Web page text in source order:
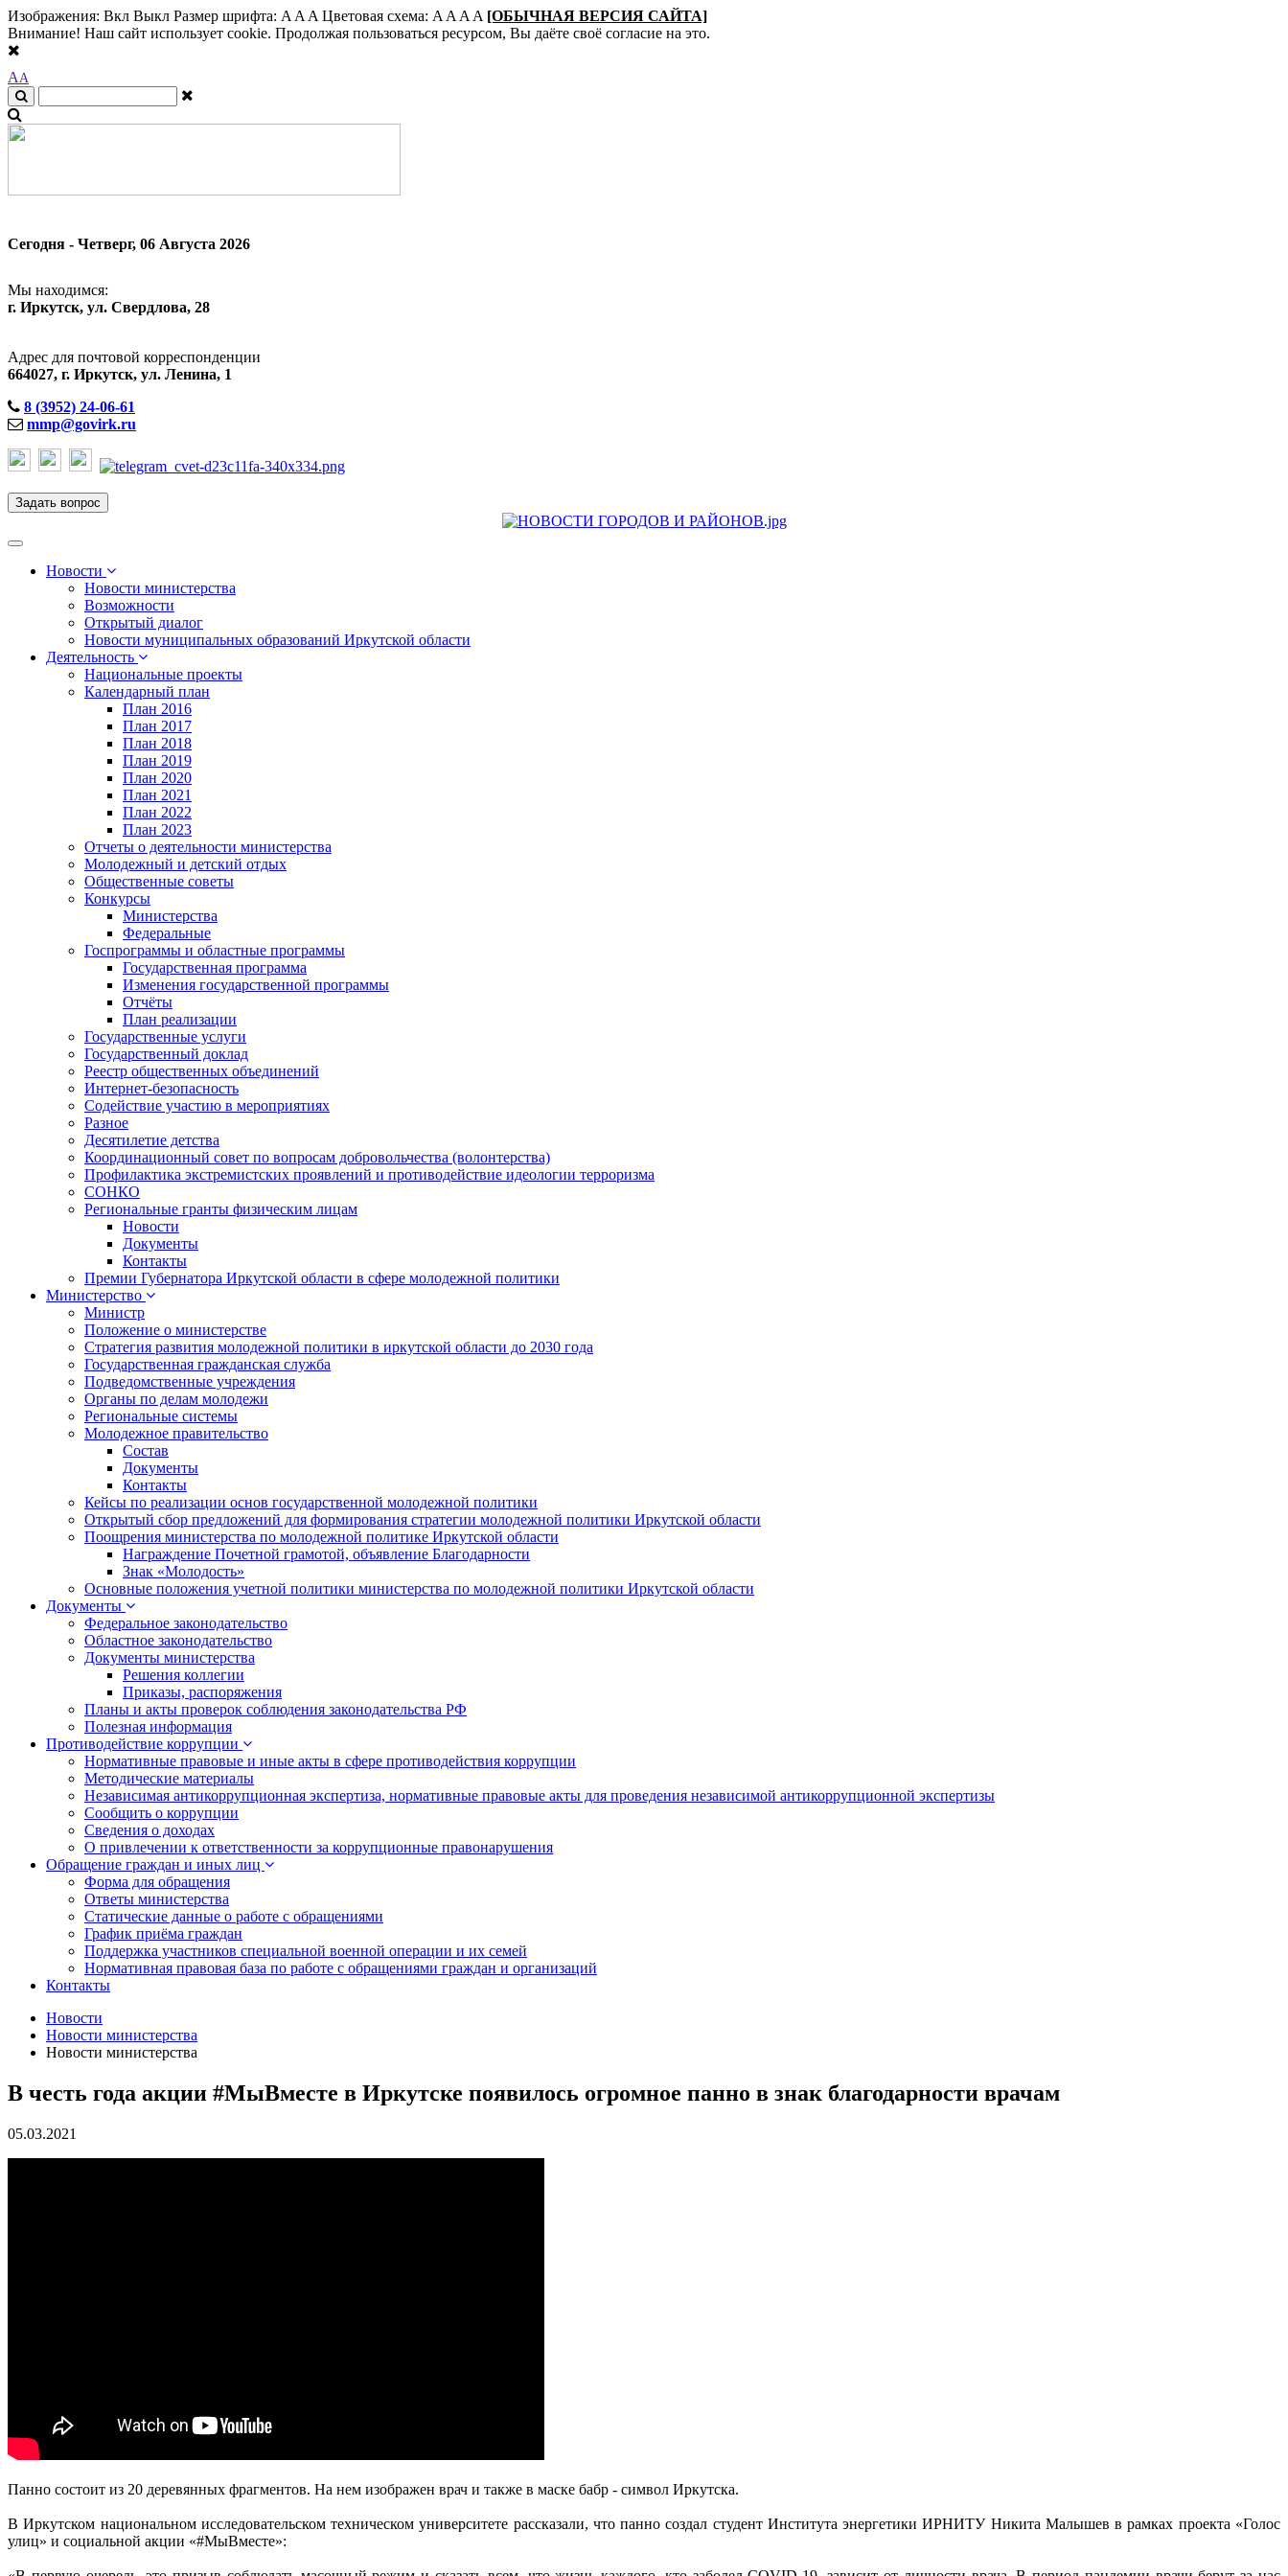
Изображения: Вкл Выкл Размер шрифта: A A A Цветовая схема: A A A A [ОБЫЧНАЯ ВЕРСИЯ САЙТА]
Внимание! Наш сайт использует cookie. Продолжая пользоваться ресурсом, Вы даёте своё согласие на это.
AA
Сегодня - Четверг, 06 Августа 2026
Мы находимся:
г. Иркутск, ул. Свердлова, 28
Адрес для почтовой корреспонденции
664027, г. Иркутск, ул. Ленина, 1
8 (3952) 24-06-61
mmp@govirk.ru
Задать вопрос
Toggle
navigationНовости
Новости министерства
Возможности
Открытый диалог
Новости муниципальных образований Иркутской области
Деятельность
Национальные проекты
Календарный план
План 2016
План 2017
План 2018
План 2019
План 2020
План 2021
План 2022
План 2023
Отчеты о деятельности министерства
Молодежный и детский отдых
Общественные советы
Конкурсы
Министерства
Федеральные
Госпрограммы и областные программы
Государственная программа
Изменения государственной программы
Отчёты
План реализации
Государственные услуги
Государственный доклад
Реестр общественных объединений
Интернет-безопасность
Содействие участию в мероприятиях
Разное
Десятилетие детства
Координационный совет по вопросам добровольчества (волонтерства)
Профилактика экстремистских проявлений и противодействие идеологии терроризма
СОНКО
Региональные гранты физическим лицам
Новости
Документы
Контакты
Премии Губернатора Иркутской области в сфере молодежной политики
Министерство
Министр
Положение о министерстве
Стратегия развития молодежной политики в иркутской области до 2030 года
Государственная гражданская служба
Подведомственные учреждения
Органы по делам молодежи
Региональные системы
Молодежное правительство
Состав
Документы
Контакты
Кейсы по реализации основ государственной молодежной политики
Открытый сбор предложений для формирования стратегии молодежной политики Иркутской области
Поощрения министерства по молодежной политике Иркутской области
Награждение Почетной грамотой, объявление Благодарности
Знак «Молодость»
Основные положения учетной политики министерства по молодежной политики Иркутской области
Документы
Федеральное законодательство
Областное законодательство
Документы министерства
Решения коллегии
Приказы, распоряжения
Планы и акты проверок соблюдения законодательства РФ
Полезная информация
Противодействие коррупции
Нормативные правовые и иные акты в сфере противодействия коррупции
Методические материалы
Независимая антикоррупционная экспертиза, нормативные правовые акты для проведения независимой антикоррупционной экспертизы
Сообщить о коррупции
Сведения о доходах
О привлечении к ответственности за коррупционные правонарушения
Обращение граждан и иных лиц
Форма для обращения
Ответы министерства
Статические данные о работе с обращениями
График приёма граждан
Поддержка участников специальной военной операции и их семей
Нормативная правовая база по работе с обращениями граждан и организаций
Контакты
Новости
Новости министерства
Новости министерства
В честь года акции #МыВместе в Иркутске появилось огромное панно в знак благодарности врачам
05.03.2021
Панно состоит из 20 деревянных фрагментов. На нем изображен врач и также в маске бабр - символ Иркутска.
В Иркутском национальном исследовательском техническом университете рассказали, что панно создал студент Института энергетики ИРНИТУ Никита Малышев в рамках проекта «Голос
улиц» и социальной акции «#МыВместе»: